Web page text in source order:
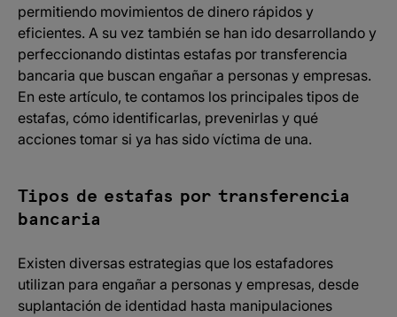
permitiendo movimientos de dinero rápidos y
eficientes. A su vez también se han ido desarrollando y
perfeccionando distintas estafas por transferencia
bancaria que buscan engañar a personas y empresas.
En este artículo, te contamos los principales tipos de
estafas, cómo identificarlas, prevenirlas y qué
acciones tomar si ya has sido víctima de una.​
Tipos de estafas por transferencia
bancaria
Existen diversas estrategias que los estafadores
utilizan para engañar a personas y empresas, desde
suplantación de identidad hasta manipulaciones